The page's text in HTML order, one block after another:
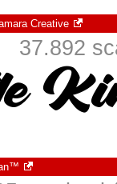
Creative
37.892